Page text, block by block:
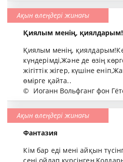
Ақын өлеңдері жинағы
Қиялым менің, қиялдарым!
Қиялым менің,
күндерімді,Және де өзің
жігіттік жігер, күшіне
өмірге қайта..
© Иоганн Вольфганг фон
Ақын өлеңдері жинағы
Фантазия
Кім бар еді мені айқын